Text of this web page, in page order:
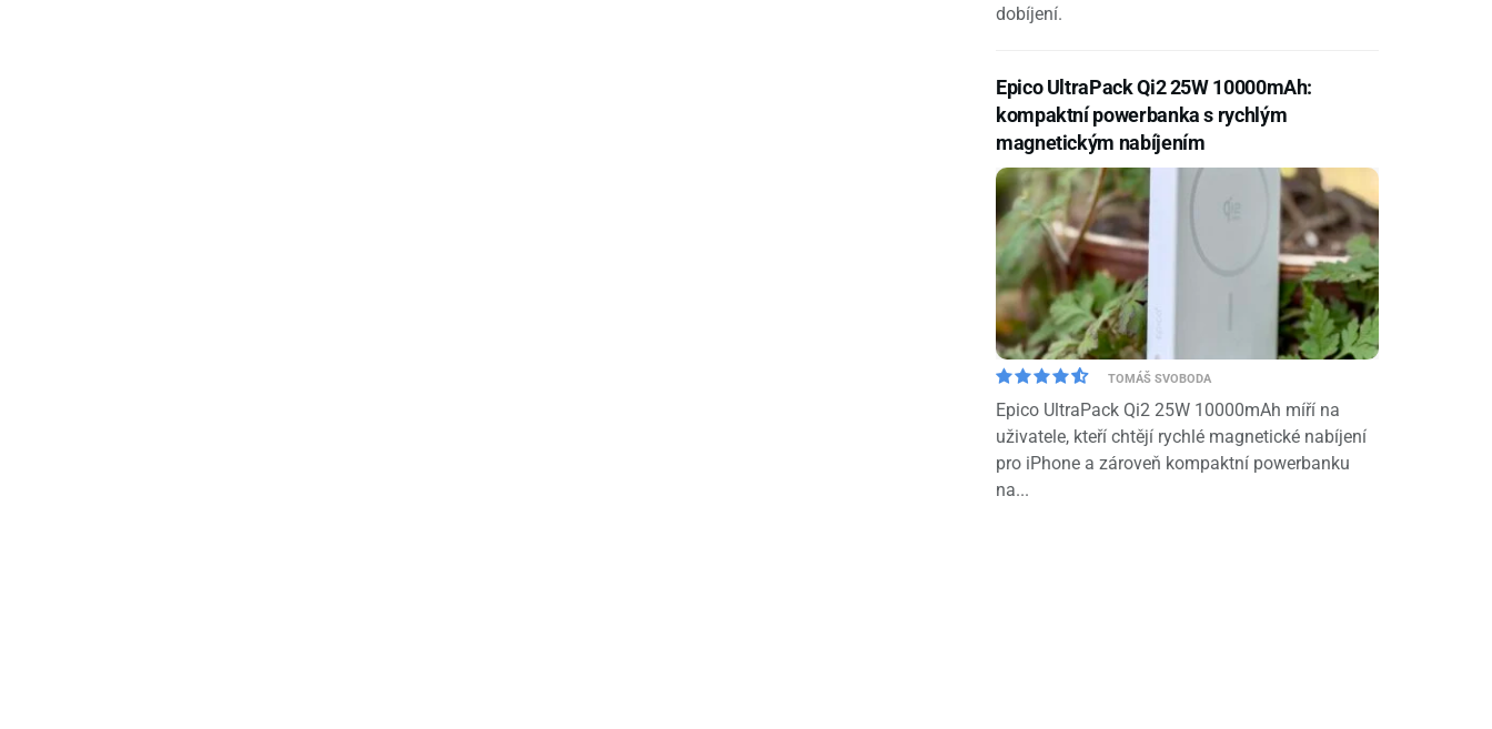
dobíjení.
Epico UltraPack Qi2 25W 10000mAh:
kompaktní powerbanka s rychlým
magnetickým nabíjením
TOMÁŠ SVOBODA
Epico UltraPack Qi2 25W 10000mAh míří na
uživatele, kteří chtějí rychlé magnetické nabíjení
pro iPhone a zároveň kompaktní powerbanku
na...